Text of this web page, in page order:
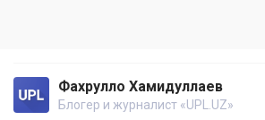
Фахрулло Хамидуллаев
Блогер и журналист «UPL.UZ»